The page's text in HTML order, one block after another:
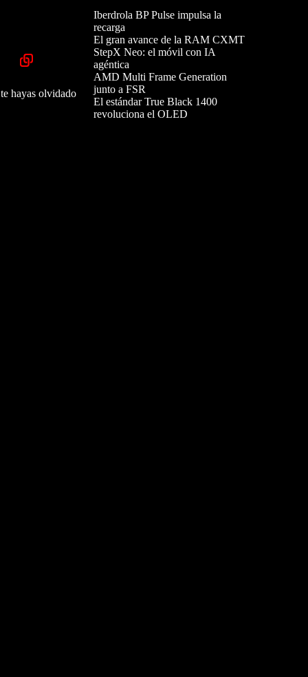
hayas olvidado
Iberdrola BP Pulse impulsa la
recarga
El gran avance de la RAM CXMT
StepX Neo: el móvil con IA
agéntica
AMD Multi Frame Generation
junto a FSR
El estándar True Black 1400
revoluciona el OLED